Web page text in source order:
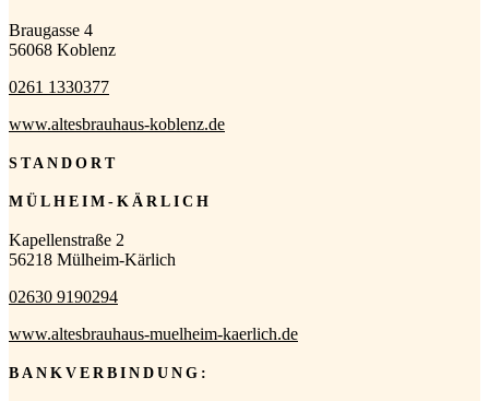
Braugasse 4
56068 Koblenz
0261 1330377
www.altesbrauhaus-koblenz.de
STANDORT
MÜLHEIM-KÄRLICH
Kapellenstraße 2
56218 Mülheim-Kärlich
02630 9190294
www.altesbrauhaus-muelheim-kaerlich.de
BANKVERBINDUNG: